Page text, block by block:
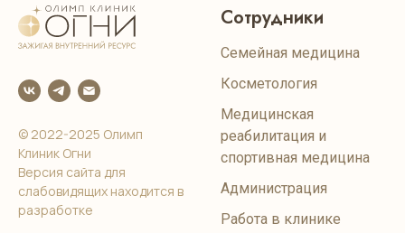
© 2022-2025 Олимп
Клиник Огни
Версия сайта для
слабовидящих находится в
разработке
Сотрудники
Семейная медицина
Косметология
Медицинская
реабилитация и
спортивная медицина
Администрация
Работа в клинике